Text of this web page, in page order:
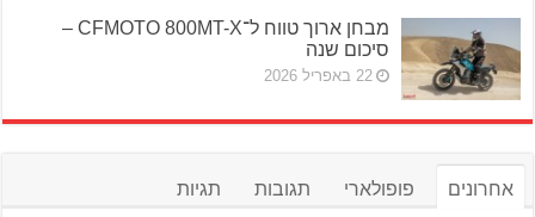
מבחן ארוך טווח ל־CFMOTO 800MT-X –
סיכום שנה
22 באפריל 2026
אחרונים פופולארי תגובות תגיות